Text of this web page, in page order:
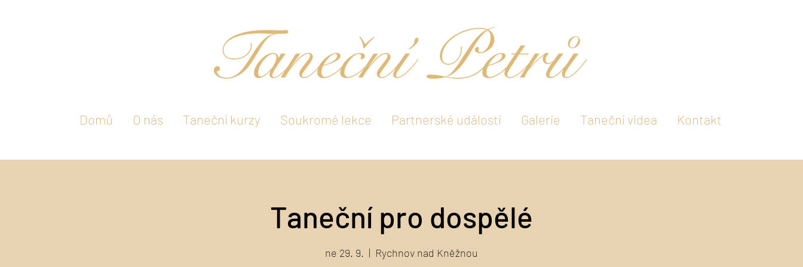
Domů O nás Taneční kurzy Soukromé lekce Partnerské události Galerie Taneční videa Kontakt
Taneční pro dospělé
ne 29. 9.
  |
Rychnov nad Kněžnou